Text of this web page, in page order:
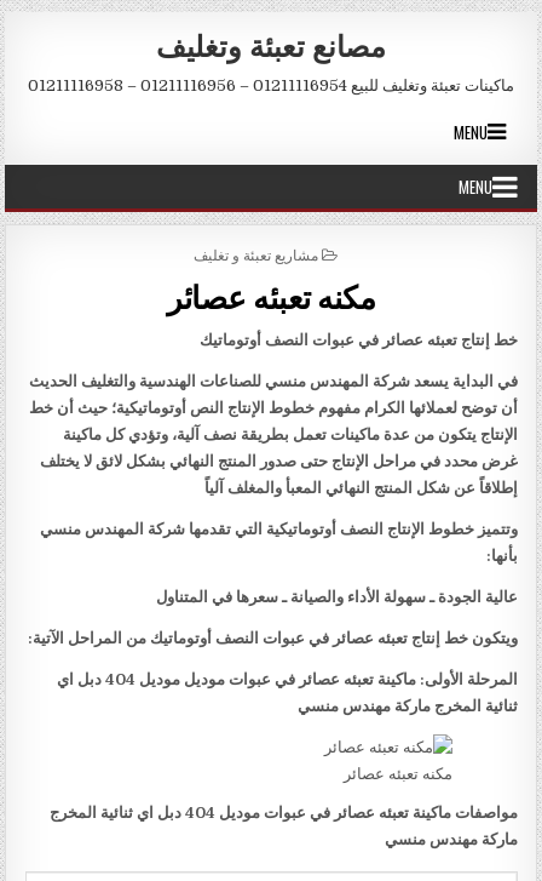
Skip to content
مصانع تعبئة وتغليف
ماكينات تعبئة وتغليف للبيع 01211116954 – 01211116956 – 01211116958
MENU
MENU
POSTED IN
مشاريع تعبئة و تغليف
مكنه تعبئه عصائر
خط إنتاج تعبئه عصائر في عبوات النصف أوتوماتيك
في البداية يسعد شركة المهندس منسي للصناعات الهندسية والتغليف الحديث
أن توضح لعملائها الكرام مفهوم خطوط الإنتاج النص أوتوماتيكية؛ حيث أن خط
الإنتاج يتكون من عدة ماكينات تعمل بطريقة نصف آلية، وتؤدي كل ماكينة
غرض محدد في مراحل الإنتاج حتى صدور المنتج النهائي بشكل لائق لا يختلف
إطلاقاً عن شكل المنتج النهائي المعبأ والمغلف آلياً
وتتميز خطوط الإنتاج النصف أوتوماتيكية التي تقدمها شركة المهندس منسي
بأنها:
عالية الجودة ـ سهولة الأداء والصيانة ـ سعرها في المتناول
ويتكون خط إنتاج تعبئه عصائر في عبوات النصف أوتوماتيك من المراحل الآتية:
المرحلة الأولى: ماكينة تعبئه عصائر في عبوات موديل موديل 404 دبل اي
ثنائية المخرج ماركة مهندس منسي
مكنه تعبئه عصائر
مواصفات ماكينة تعبئه عصائر في عبوات موديل 404 دبل اي ثنائية المخرج
ماركة مهندس منسي